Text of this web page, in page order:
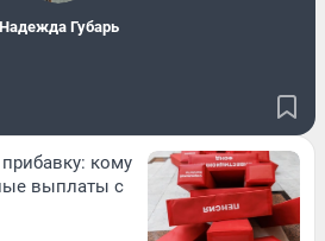
Надежда Губарь
кому
выплаты с